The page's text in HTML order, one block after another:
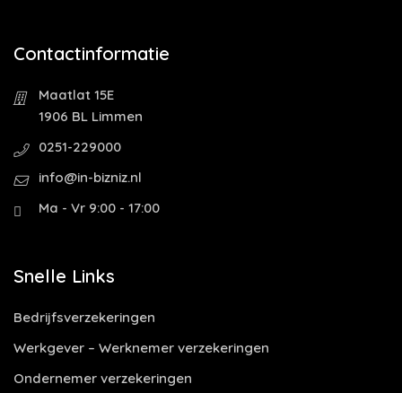
Contactinformatie
Maatlat 15E
1906 BL Limmen
0251-229000
info@in-bizniz.nl
Ma - Vr 9:00 - 17:00
Snelle Links
Bedrijfsverzekeringen
Werkgever – Werknemer verzekeringen
Ondernemer verzekeringen